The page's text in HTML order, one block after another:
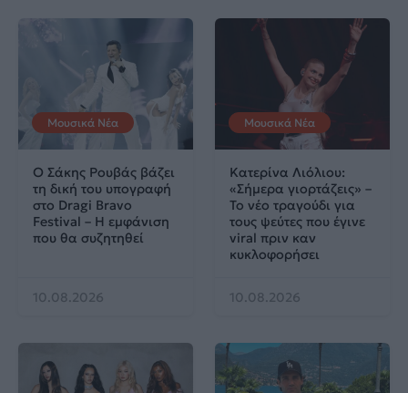
Μουσικά Νέα
Ο Σάκης Ρουβάς βάζει
τη δική του υπογραφή
στο Dragi Bravo
Festival – Η εμφάνιση
που θα συζητηθεί
10.08.2026
Μουσικά Νέα
Κατερίνα Λιόλιου:
«Σήμερα γιορτάζεις» –
Το νέο τραγούδι για
τους ψεύτες που έγινε
viral πριν καν
κυκλοφορήσει
10.08.2026